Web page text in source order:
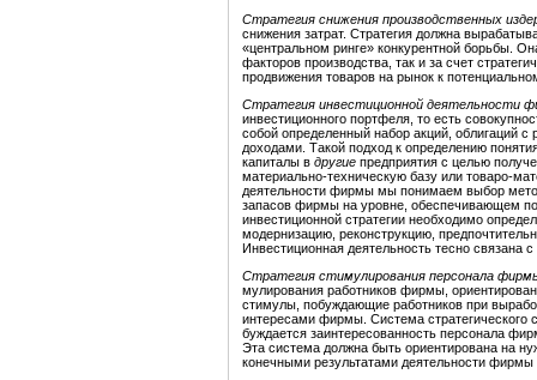
Стратегия снижения производственных
снижения затрат. Стратегия должна
«центральном ринге» конкурентной борьбы.
факторов производства, так и за счет
продвижения товаров на рынок к
Стратегия инвестиционной деятельности
инвестиционного портфеля, то есть
собой определенный набор акций, облигаций
доходами. Такой подход к определению
капиталы в другие предприятия с целью
материально-техническую базу или товаро-
деятельности фирмы мы понимаем выбор
запасов фирмы на уровне, обеспечивающем
инвестиционной стратегии необходимо
модернизацию, реконструк­цию,
Инвестиционная дея­тельность тесно связана
Стратегия стимулирования персонала
мулирования работников фирмы,
стимулы, побуждающие работников при
интересами фирмы. Система стратегического
буждается заинтересованность персонала
Эта система должна быть ориентирована на
конечными результатами деятельности